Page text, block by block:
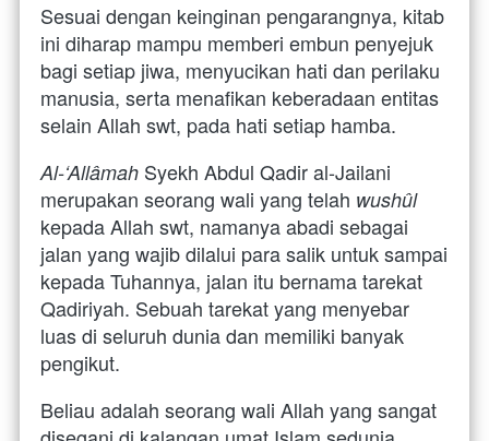
Sesuai dengan keinginan pengarangnya, kitab
ini diharap mampu memberi embun penyejuk
bagi setiap jiwa, menyucikan hati dan perilaku
manusia, serta menafikan keberadaan entitas
selain Allah swt, pada hati setiap hamba.
Al-‘Allâmah Syekh Abdul Qadir al-Jailani
merupakan seorang wali yang telah wushûl
kepada Allah swt, namanya abadi sebagai
jalan yang wajib dilalui para salik untuk sampai
kepada Tuhannya, jalan itu bernama tarekat
Qadiriyah. Sebuah tarekat yang menyebar
luas di seluruh dunia dan memiliki banyak
pengikut.
Beliau adalah seorang wali Allah yang sangat